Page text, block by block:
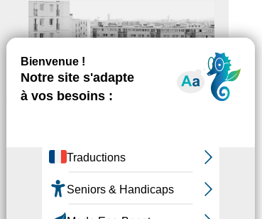
Une maison de pierre dans une
métropole utilisant tout type
d’éclairage habitée par ceux qui
invitent les autres